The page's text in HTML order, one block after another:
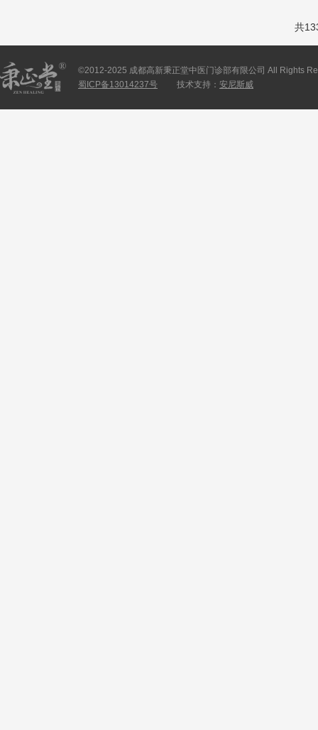
共
©2012-2025 成都高新秉正堂中医门诊部有限公司 All Rights
蜀ICP备13014237号
技术支持： 安尼斯威